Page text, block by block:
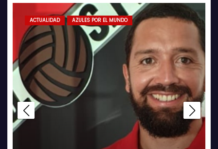
ACTUALIDAD AZULES POR EL MUNDO LA ROJA